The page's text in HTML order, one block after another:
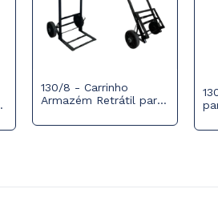
130/8 - Carrinho
Armazém Retrátil para
Maciça